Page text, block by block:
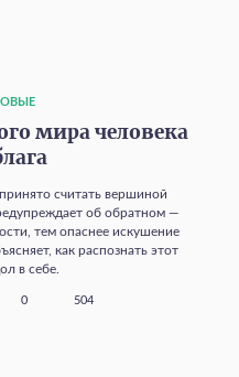
мира человека
считать вершиной
об обратном —
тем опаснее искушение
как распознать этот
в себе.
0 504